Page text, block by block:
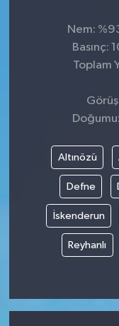
Nem:
Basınç:
Toplam
Altınözü
Defne
İskenderun
Reyhanlı